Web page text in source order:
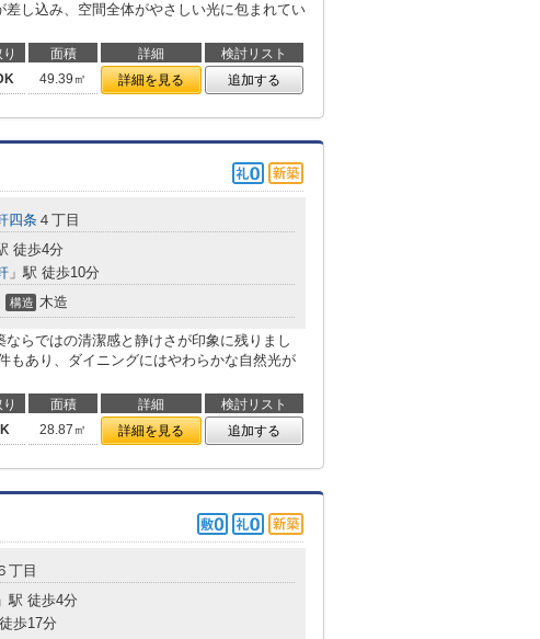
し込み、空間全体がやさしい光に包まれてい
面積 詳細
検討リスト
49.39㎡ 詳細を見る 追加する
四条 ４丁目
徒歩4分
」駅 徒歩10分
構造 木造
らではの清潔感と静けさが印象に残りまし
もあり、ダイニングにはやわらかな自然光が
面積 詳細
検討リスト
28.87㎡ 詳細を見る 追加する
丁目
」駅 徒歩4分
歩17分